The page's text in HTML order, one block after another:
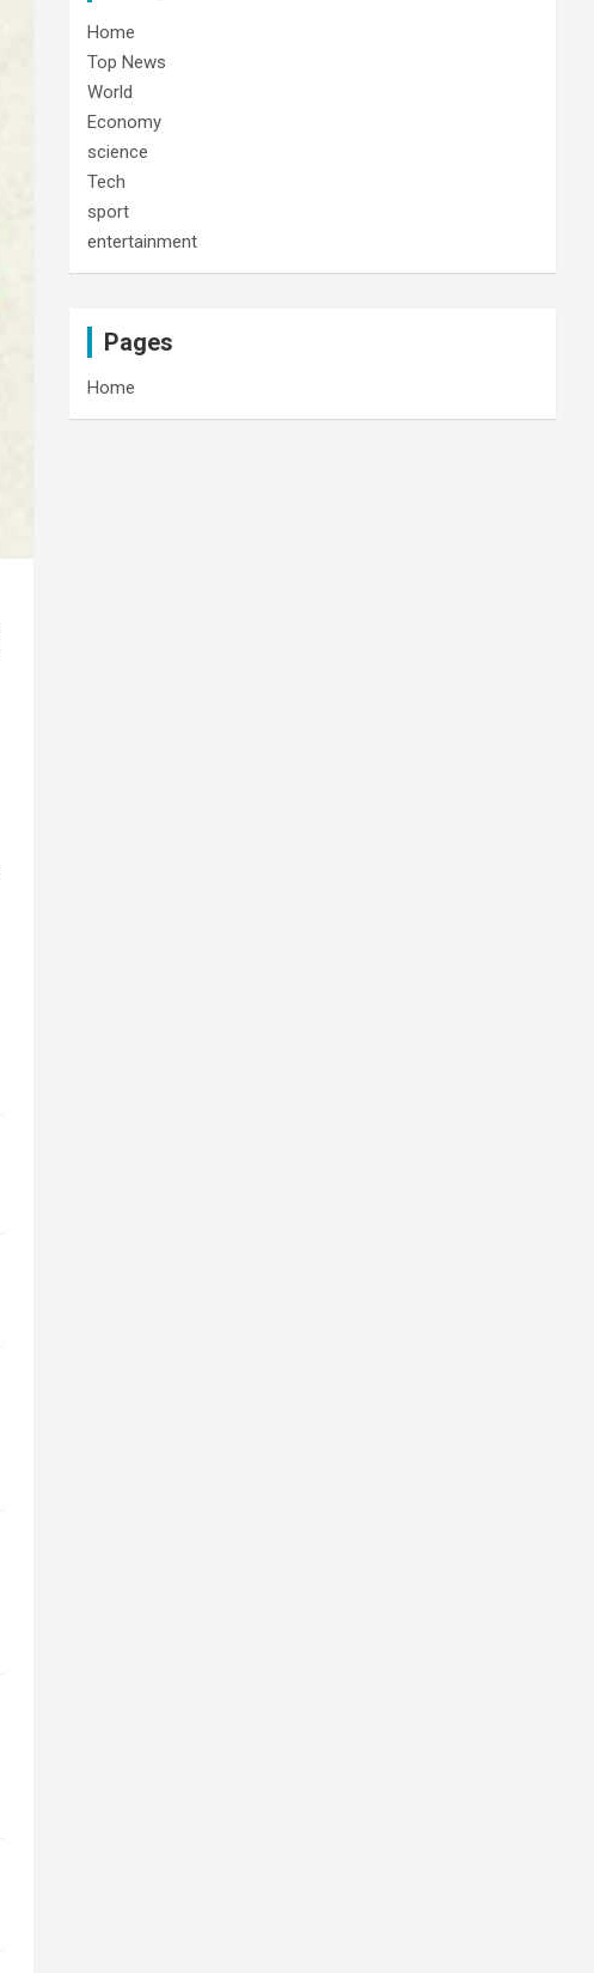
Home
Top News
World
Economy
science
Tech
sport
entertainment
Pages
Home